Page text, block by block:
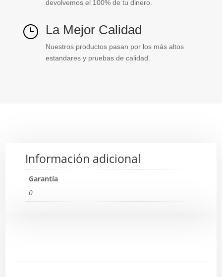
devolvemos el 100% de tu dinero.
} La Mejor Calidad
Nuestros productos pasan por los más altos
estandares y pruebas de calidad.
Información adicional
Garantía
0